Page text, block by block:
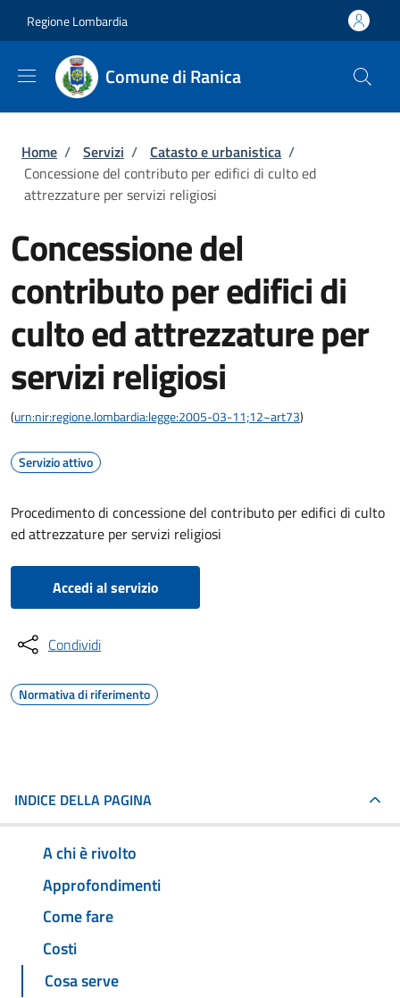
Regione Lombardia
Comune di Ranica
Briciole di pane
Home / Servizi / Catasto e urbanistica /
Concessione del contributo per edifici di culto ed
attrezzature per servizi religiosi
Concessione del
contributo per edifici di
culto ed attrezzature per
servizi religiosi
(urn:nir:regione.lombardia:legge:2005-03-11;12~art73)
Servizio attivo
Procedimento di concessione del contributo per edifici di culto
ed attrezzature per servizi religiosi
Accedi al servizio
Condividi
Normativa di riferimento
INDICE DELLA PAGINA
A chi è rivolto
Approfondimenti
Come fare
Costi
Cosa serve